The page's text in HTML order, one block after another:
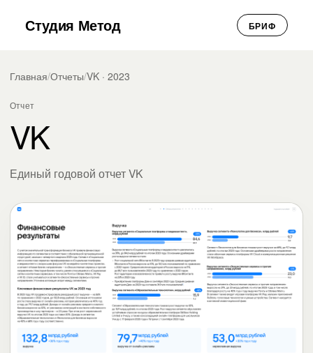
Студия Метод БРИФ
Главная/Отчеты/VK · 2023
Отчет
VK
Единый годовой отчет VK